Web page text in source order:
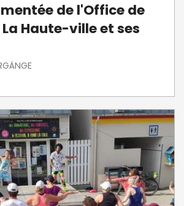
de l'Office de
Haute-ville et ses